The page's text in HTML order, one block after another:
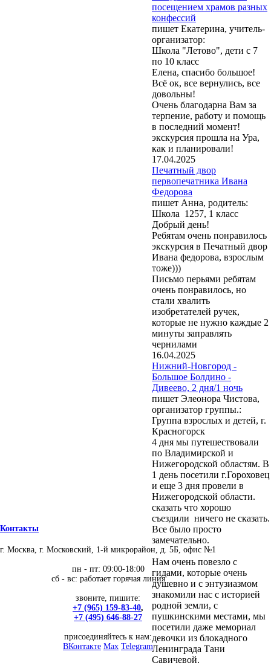
посещением храмов разных
конфессий
пишет Екатерина, учитель-
организатор:
Школа "Летово", дети с 7
по 10 класс
Елена, спасибо большое!
Всё ок, все вернулись, все
довольны!
Очень благодарна Вам за
терпение, работу и помощь
в последний момент!
экскурсия прошла на Ура,
как и планировали!
17.04.2025
Печатный двор
первопечатника Ивана
Федорова
пишет Анна, родитель:
Школа 1257, 1 класс
Добрый день!
Ребятам очень понравилось
экскурсия в Печатный двор
Ивана федорова, взрослым
тоже)))
Письмо перьями ребятам
очень понравилось, но
стали хвалить
изобретателей ручек,
которые не нужно каждые 2
минуты заправлять
чернилами
16.04.2025
Нижний-Новгород -
Большое Болдино -
Дивеево, 2 дня/1 ночь
пишет Элеонора Чистова,
организатор группы.:
Группа взрослых и детей, г.
Красногорск
4 дня мы путешествовали
по Владимирской и
Нижегородской областям. В
1 день посетили г.Гороховец
и еще 3 дня провели в
Нижегородской области.
сказать что хорошо
съездили ничего не сказать.
Все было просто
замечательно.
Нам очень повезло с
гидами, которые очень
душевно и с энтузиазмом
знакомили нас с историей
родной земли, с
пушкинскими местами, мы
посетили даже мемориал
девочки из блокадного
Ленинграда Тани
Савичевой.
Контакты
г. Москва, г. Московский, 1-й микрорайон, д. 5Б, офис №1
пн - пт: 09:00-18:00
сб - вс: работает горячая линия
звоните, пишите:
+7 (965) 159-83-40,
+7 (495) 646-88-27
присоединяйтесь к нам:
ВКонтакте Max Telegram